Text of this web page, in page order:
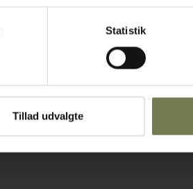
Statistik
Tillad udvalgte